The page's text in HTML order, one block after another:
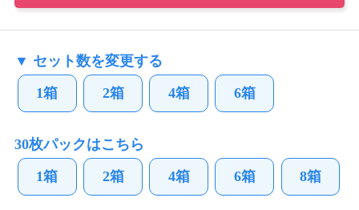
▼ セット数を変更する
1箱 2箱 4箱 6箱
30枚パックはこちら
1箱 2箱 4箱 6箱 8箱